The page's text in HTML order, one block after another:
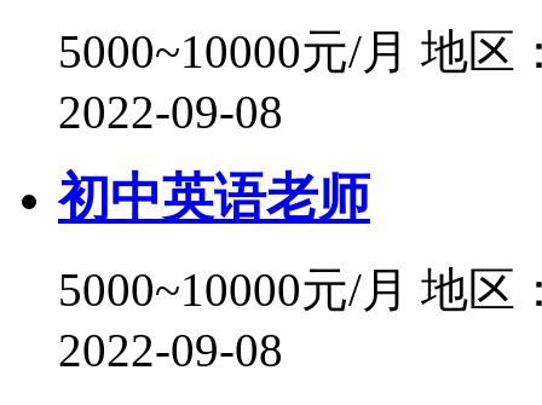
5000~10000元/月 地区
2022-09-08
初中英语老师
5000~10000元/月 地区
2022-09-08